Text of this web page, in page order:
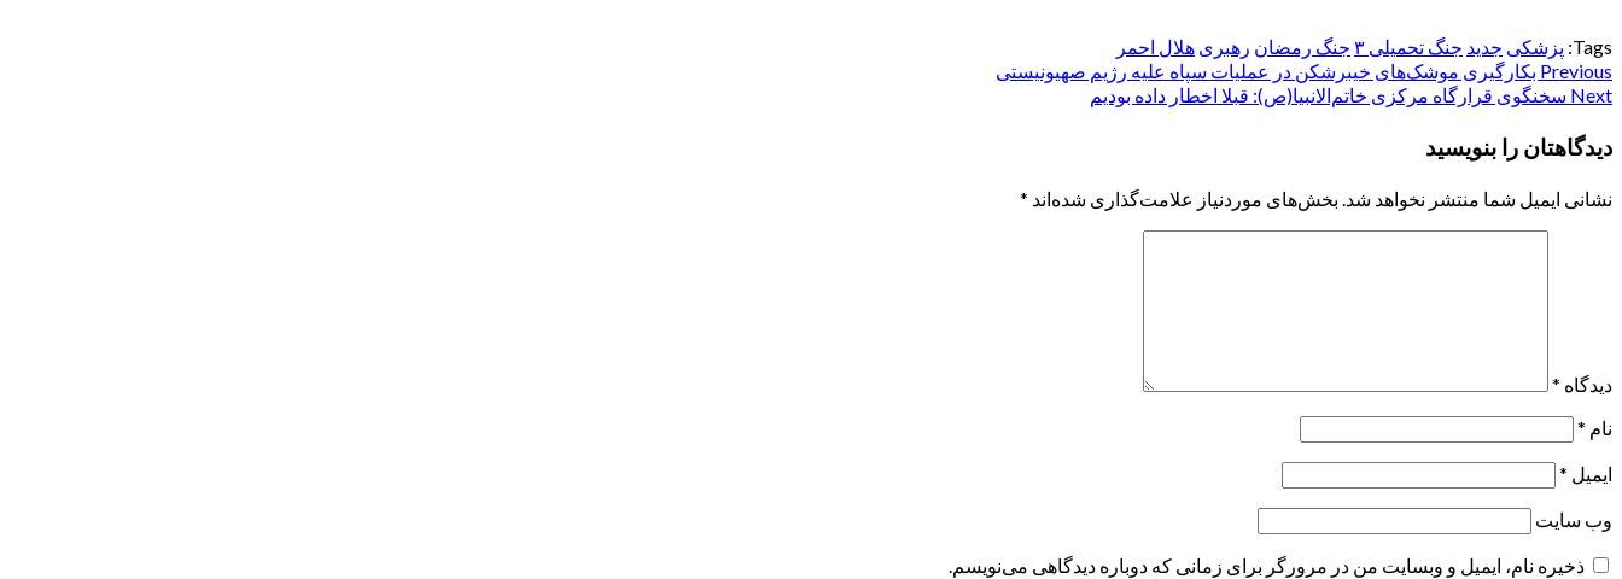
Tags: پزشکی جدید جنگ تحمیلی ۳ جنگ رمضان رهبری هلال احمر
Post
navigation
Previous بکارگیری موشک‌های خیبرشکن در عملیات سپاه علیه رژیم صهیونیستی
Next سخنگوی قرارگاه مرکزی خاتم‌الانبیا(ص): قبلا اخطار داده بودیم
دیدگاهتان را بنویسید
نشانی ایمیل شما منتشر نخواهد شد. بخش‌های موردنیاز علامت‌گذاری شده‌اند *
دیدگاه *
نام *
ایمیل *
وب‌ سایت
ذخیره نام، ایمیل و وبسایت من در مرورگر برای زمانی که دوباره دیدگاهی می‌نویسم.